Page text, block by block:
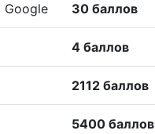
Google 30 баллов
4 баллов
2112 баллов
5400 баллов